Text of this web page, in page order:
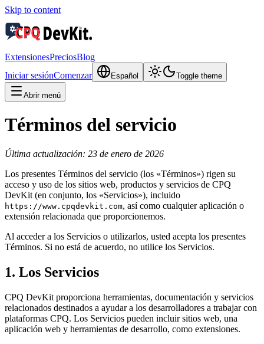
Skip to content
ExtensionesPreciosBlog
Iniciar sesiónComenzar Español Toggle theme
Abrir menú
Términos del servicio
Última actualización: 23 de enero de 2026
Los presentes Términos del servicio (los «Términos») rigen su
acceso y uso de los sitios web, productos y servicios de CPQ
DevKit (en conjunto, los «Servicios»), incluido
https://www.cpqdevkit.com, así como cualquier aplicación o
extensión relacionada que proporcionemos.
Al acceder a los Servicios o utilizarlos, usted acepta los presentes
Términos. Si no está de acuerdo, no utilice los Servicios.
1. Los Servicios
CPQ DevKit proporciona herramientas, documentación y servicios
relacionados destinados a ayudar a los desarrolladores a trabajar con
plataformas CPQ. Los Servicios pueden incluir sitios web, una
aplicación web y herramientas de desarrollo, como extensiones.